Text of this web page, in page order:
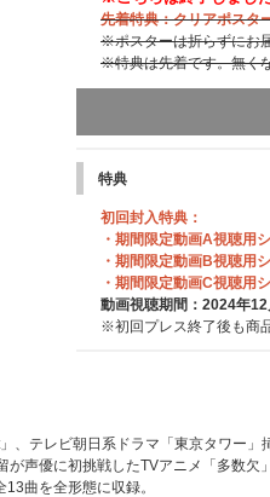
先着特典：クリアポスタ
※ポスターは折らずにお
※特典は先着です。無く
※特典は先着です。無く
特典
初回封入特典：
・期間限定動画A視聴用
・期間限定動画B視聴用
・期間限定動画C視聴用
動画視聴期間：2024年
※初回プレス終了後も商
、テレビ朝日系ドラマ「東京タワー
声優に初挑戦したTVアニメ「多数
曲を全形態に収録。